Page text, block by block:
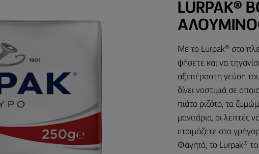
LURPAK®
Με το Lurpak® στο
ψήσετε και να
αξεπέραστη γεύση
δίνει νοστιμιά σε
πιάτο ριζότο, τα
μανιτάρια, οι λεπτές
ετοιμάζετε στα
Φαγητό, το Lurpak®